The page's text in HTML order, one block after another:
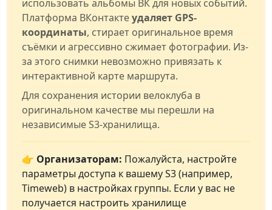
использовать альбомы ВК для новых событий.
Платформа ВКонтактеудаляет GPS-
координаты, стирает оригинальное время
съёмки и агрессивно сжимает фотографии. Из-
за этого снимки невозможно привязать к
интерактивной карте маршрута.
Для сохранения истории велоклуба в
оригинальном качестве мы перешли на
независимые S3-хранилища.
👉 Организаторам: Пожалуйста, настройте
параметры доступа к вашему S3 (например,
Timeweb) в настройках группы. Если у вас не
получается настроить хранилище